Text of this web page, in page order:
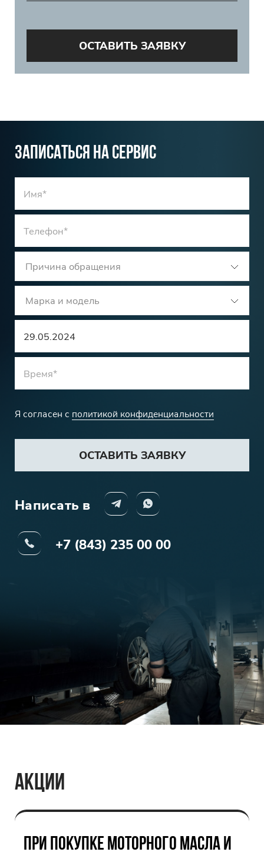
ОСТАВИТЬ ЗАЯВКУ
ЗАПИСАТЬСЯ НА СЕРВИС
Причина обращения
Марка и модель
Я согласен с политикой конфиденциальности
ОСТАВИТЬ ЗАЯВКУ
Написать в
+7 (843) 235 00 00
АКЦИИ
ПРИ ПОКУПКЕ МОТОРНОГО МАСЛА И